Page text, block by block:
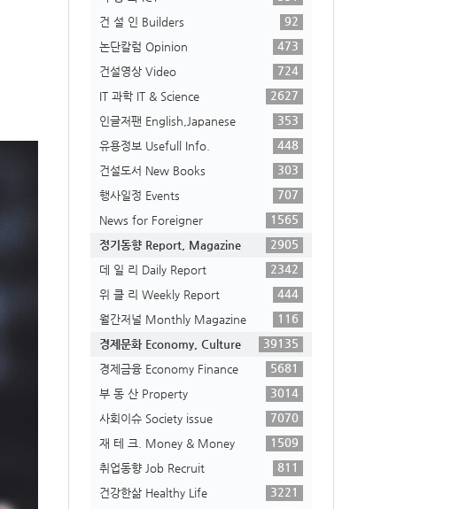
건 설 인 Builders
92
논단칼럼 Opinion
473
건설영상 Video
724
IT 과학 IT & Science
2627
인글저팬 English,Japanese
353
유용정보 Usefull Info.
448
건설도서 New Books
303
행사일정 Events
707
News for Foreigner
1565
정기동향 Report, Magazine
2905
데 일 리 Daily Report
2342
위 클 리 Weekly Report
444
월간저널 Monthly Magazine
116
경제문화 Economy, Culture
39135
경제금융 Economy Finance
5681
부 동 산 Property
3014
사회이슈 Society issue
7070
재 테 크. Money & Money
1509
취업동향 Job Recruit
811
건강한삶 Healthy Life
3221